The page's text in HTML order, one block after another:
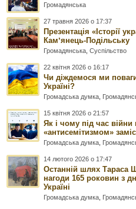
Громадянська
27 травня 2026 о 17:37
Презентація «Історії
Камʼянець-Подільську
Громадянська ,Суспільство
22 квітня 2026 о 16:17
Чи діждемося ми
Україні?
Громадська думка
15 квітня 2026 о 21:57
Як і чому під час
«антисемітизмом»
Громадська думка
14 лютого 2026 о 17:47
Останній шлях Тараса
нагоди 165 роковин з
Україні
Громадська думка